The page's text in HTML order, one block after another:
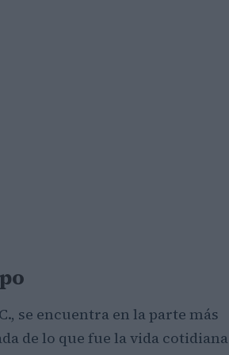
se encuentra en la parte más
de lo que fue la vida cotidiana